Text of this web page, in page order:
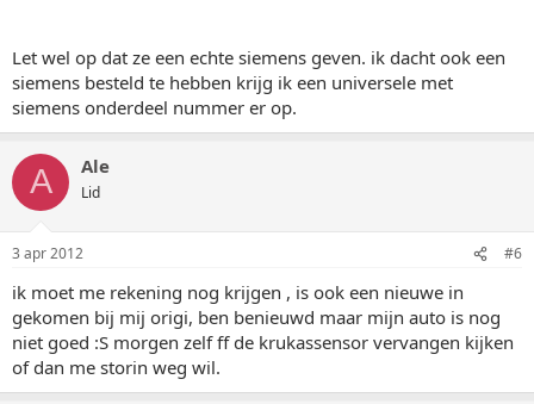
Let wel op dat ze een echte siemens geven. ik dacht ook een
siemens besteld te hebben krijg ik een universele met
siemens onderdeel nummer er op.
A Ale
Lid
3 apr 2012 #6
ik moet me rekening nog krijgen , is ook een nieuwe in
gekomen bij mij origi, ben benieuwd maar mijn auto is nog
niet goed :S morgen zelf ff de krukassensor vervangen kijken
of dan me storin weg wil.